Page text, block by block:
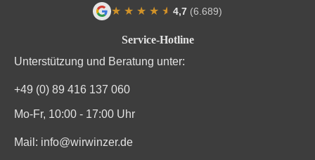
Säuregehalt in g/L
Traubenfarbe
Service-Hotline
Unterstützung und Beratung unter:
+49 (0) 89 416 137 060
Mo-Fr, 10:00 - 17:00 Uhr
Mail: info@wirwinzer.de
★ ★ ★ ★ ★
★ 4,7 (6.689)